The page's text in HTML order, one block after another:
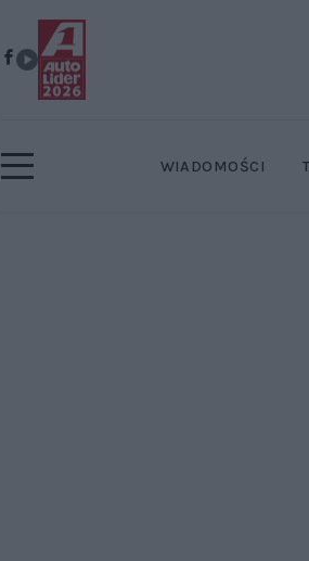
WIADOMOŚCI